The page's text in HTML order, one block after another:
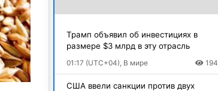
Трамп объявил об инвестициях в
размере $3 млрд в эту отрасль
01:17 (UTC+04), В мире 194
США ввели санкции против двух